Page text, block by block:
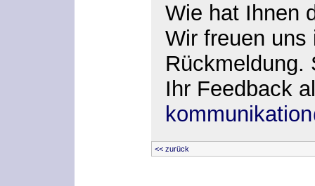
Wie hat Ihnen
Wir freuen uns
Rückmeldung.
Ihr Feedback
<< zurück